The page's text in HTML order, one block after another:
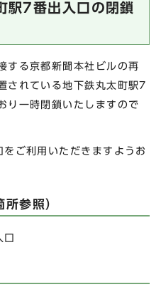
駅7番出入口の閉鎖
する京都新聞本社ビルの再
されている地下鉄丸太町駅7
り一時閉鎖いたしますので
ご利用いただきますようお
参照）
口